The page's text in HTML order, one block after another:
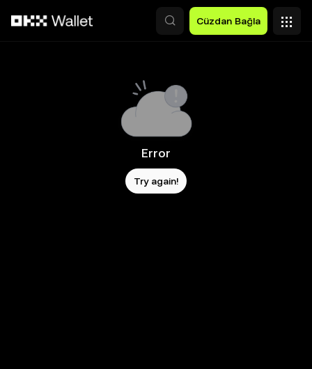
Cüzdan Bağla
Error
Try again!